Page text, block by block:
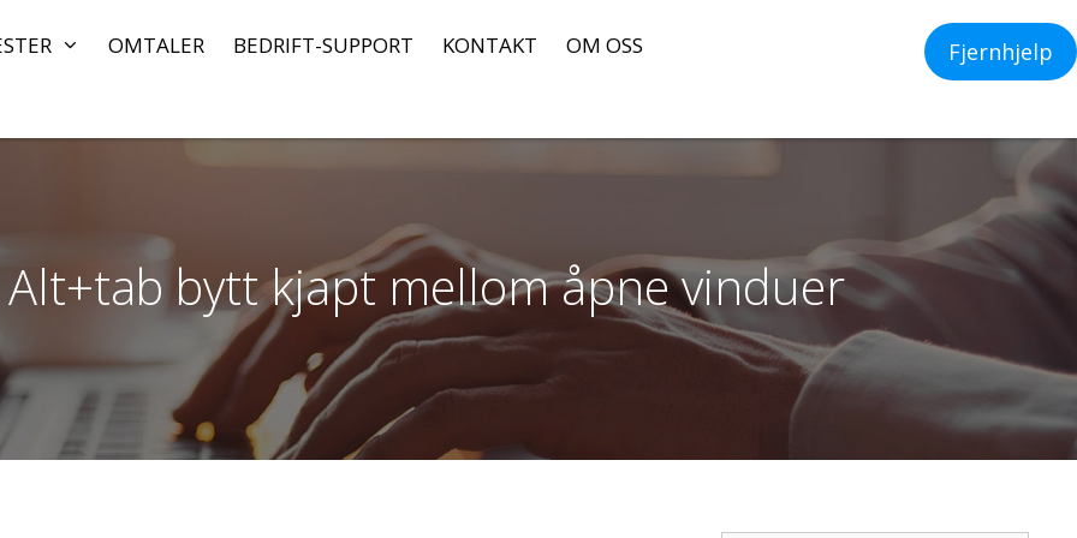
Fjernhjelp
OMTALER BEDRIFT-SUPPORT KONTAKT OM OSS
bytt kjapt mellom åpne vinduer